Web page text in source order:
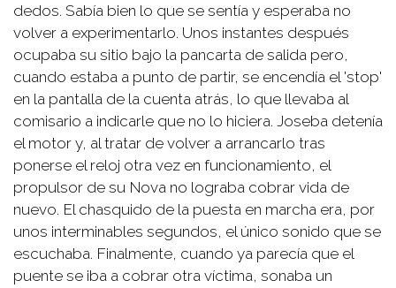
dedos. Sabía bien lo que se sentía y esperaba no
volver a experimentarlo. Unos instantes después
ocupaba su sitio bajo la pancarta de salida pero,
cuando estaba a punto de partir, se encendía el 'stop'
en la pantalla de la cuenta atrás, lo que llevaba al
comisario a indicarle que no lo hiciera. Joseba detenía
el motor y, al tratar de volver a arrancarlo tras
ponerse el reloj otra vez en funcionamiento, el
propulsor de su Nova no lograba cobrar vida de
nuevo. El chasquido de la puesta en marcha era, por
unos interminables segundos, el único sonido que se
escuchaba. Finalmente, cuando ya parecía que el
puente se iba a cobrar otra víctima, sonaba un